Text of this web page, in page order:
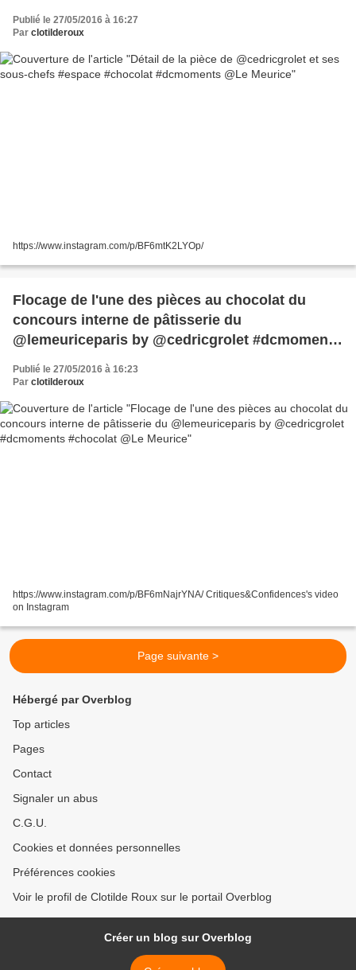
Publié le 27/05/2016 à 16:27
Par clotilderoux
https://www.instagram.com/p/BF6mtK2LYOp/
Flocage de l'une des pièces au chocolat du
concours interne de pâtisserie du
@lemeuriceparis by @cedricgrolet #dcmoments
Publié le 27/05/2016 à 16:23
Par clotilderoux
https://www.instagram.com/p/BF6mNajrYNA/ Critiques&Confidences's video
on Instagram
Page suivante >
Hébergé par Overblog
Top articles
Pages
Contact
Signaler un abus
C.G.U.
Cookies et données personnelles
Préférences cookies
Voir le profil de Clotilde Roux sur le portail Overblog
Créer un blog sur Overblog